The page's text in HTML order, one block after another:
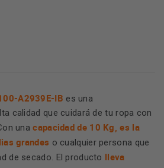
A2939E-IB es una
calidad que cuidará de tu ropa con
una capacidad de 10 Kg, es la
grandes o cualquier persona que
de secado. El producto lleva